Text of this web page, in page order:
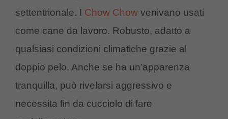
settentrionale. I Chow Chow venivano usati
come cane da lavoro. Robusto, adatto a
qualsiasi condizioni climatiche grazie al
doppio pelo. Anche se ha un’apparenza
tranquilla, può rivelarsi aggressivo e
necessita fin da cucciolo di fare